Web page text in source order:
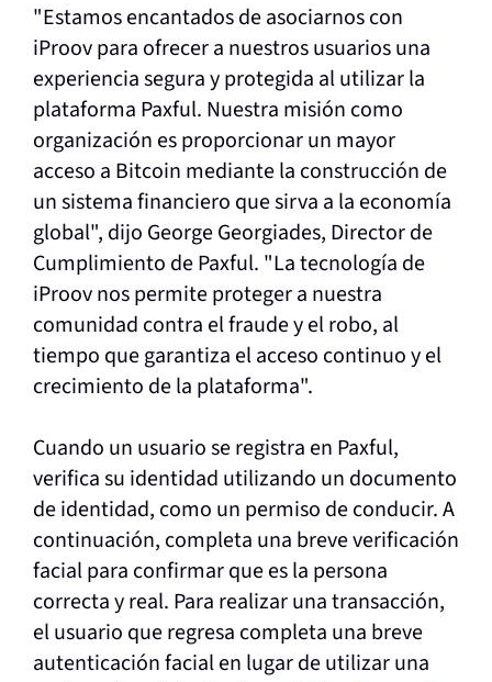
"Estamos encantados de asociarnos con
iProov para ofrecer a nuestros usuarios una
experiencia segura y protegida al utilizar la
plataforma Paxful. Nuestra misión como
organización es proporcionar un mayor
acceso a Bitcoin mediante la construcción de
un sistema financiero que sirva a la economía
global", dijo George Georgiades, Director de
Cumplimiento de Paxful. "La tecnología de
iProov nos permite proteger a nuestra
comunidad contra el fraude y el robo, al
tiempo que garantiza el acceso continuo y el
crecimiento de la plataforma".
Cuando un usuario se registra en Paxful,
verifica su identidad utilizando un documento
de identidad, como un permiso de conducir. A
continuación, completa una breve verificación
facial para confirmar que es la persona
correcta y real. Para realizar una transacción,
el usuario que regresa completa una breve
autenticación facial en lugar de utilizar una